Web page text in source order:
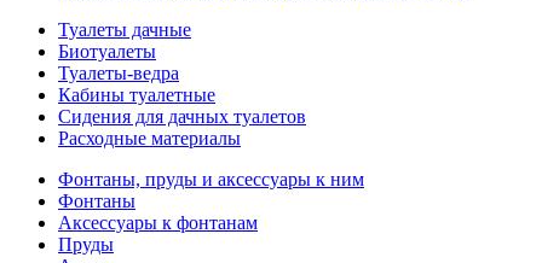
Туалеты дачные
Биотуалеты
Туалеты-ведра
Кабины туалетные
Сидения для дачных туалетов
Расходные материалы
Фонтаны, пруды и аксессуары к ним
Фонтаны
Аксессуары к фонтанам
Пруды